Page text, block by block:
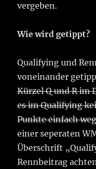
vergeben.
Wie wird getippt?
Qualifying und
voneinander
Kürzel Q und R im
es im Qualifying
Punkte einfach
einer seperaten
Überschrift
Rennbeitrag